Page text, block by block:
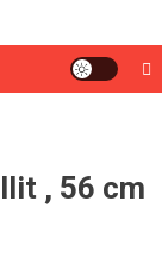
, 56 cm